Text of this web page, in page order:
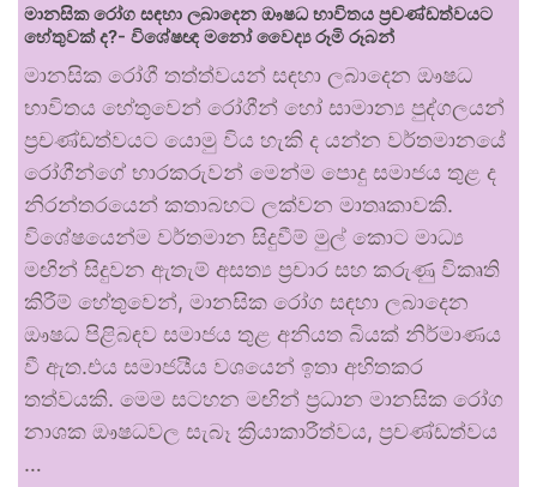
මානසික රෝග සඳහා ලබාදෙන ඖෂධ භාවිතය ප්‍රචණ්ඩත්වයට
හේතුවක් ද?- විශේෂඥ මනෝ වෛද්‍ය රූමි රූබන්
මානසික රෝගී තත්ත්වයන් සඳහා ලබාදෙන ඖෂධ
භාවිතය හේතුවෙන් රෝගීන් හෝ සාමාන්‍ය පුද්ගලයන්
ප්‍රචණ්ඩත්වයට යොමු විය හැකි ද යන්න වර්තමානයේ
රෝගීන්ගේ භාරකරුවන් මෙන්ම පොදු සමාජය තුළ ද
නිරන්තරයෙන් කතාබහට ලක්වන මාතෘකාවකි.
විශේෂයෙන්ම වර්තමාන සිදුවීම් මුල් කොට මාධ්‍ය
මඟින් සිදුවන ඇතැම් අසත්‍ය ප්‍රචාර සහ කරුණු විකෘති
කිරීම් හේතුවෙන්, මානසික රෝග සඳහා ලබාදෙන
ඖෂධ පිළිබඳව සමාජය තුළ අනියත බියක් නිර්මාණය
වී ඇත.එය සමාජයීය වශයෙන් ඉතා අහිතකර
තත්වයකි. මෙම සටහන මඟින් ප්‍රධාන මානසික රෝග
නාශක ඖෂධවල සැබෑ ක්‍රියාකාරීත්වය, ප්‍රචණ්ඩත්වය
…